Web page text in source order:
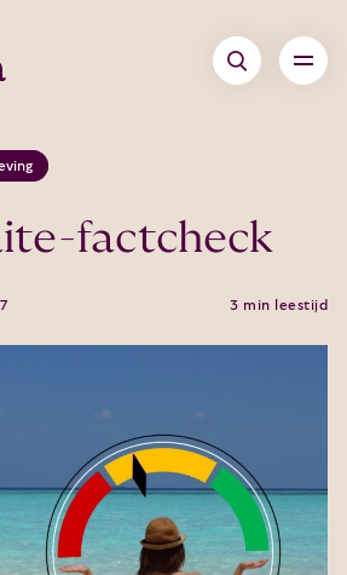
factcheck
3 min leestijd